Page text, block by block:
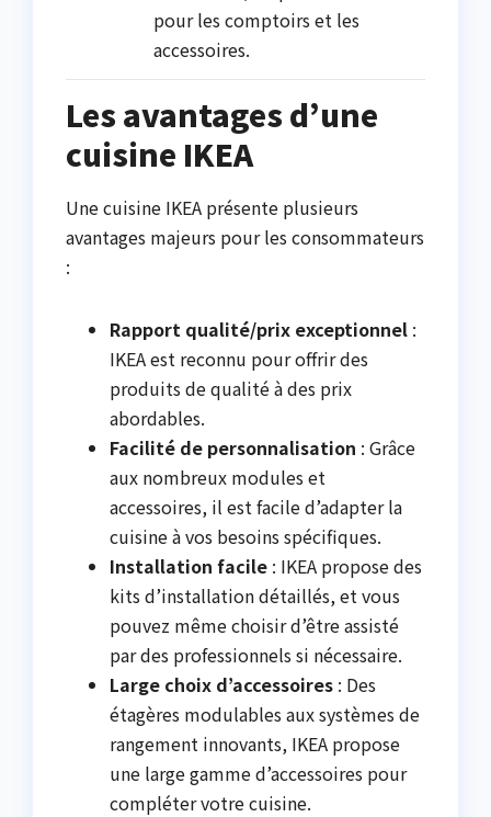
pour les comptoirs et les
accessoires.
Les avantages d’une
cuisine IKEA
Une cuisine IKEA présente plusieurs
avantages majeurs pour les consommateurs
:
Rapport qualité/prix exceptionnel :
IKEA est reconnu pour offrir des
produits de qualité à des prix
abordables.
Facilité de personnalisation : Grâce
aux nombreux modules et
accessoires, il est facile d’adapter la
cuisine à vos besoins spécifiques.
Installation facile : IKEA propose des
kits d’installation détaillés, et vous
pouvez même choisir d’être assisté
par des professionnels si nécessaire.
Large choix d’accessoires : Des
étagères modulables aux systèmes de
rangement innovants, IKEA propose
une large gamme d’accessoires pour
compléter votre cuisine.